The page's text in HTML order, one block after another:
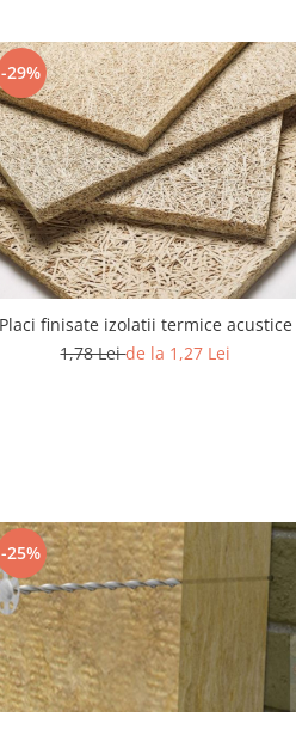
-29%
Placi finisate izolatii termice acustice
1,78 Leide la 1,27 Lei
-25%